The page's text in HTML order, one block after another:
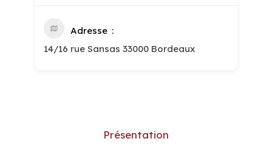
Adresse
14/16 rue Sansas 33000 Bordeaux
Présentation